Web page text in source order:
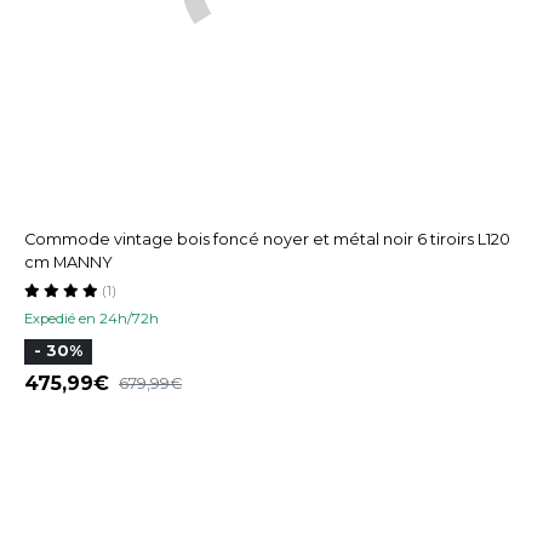
Commode vintage bois foncé noyer et métal noir 6 tiroirs L120
cm MANNY
Expedié en 24h/72h
(1)
- 30%
475,99 679,99